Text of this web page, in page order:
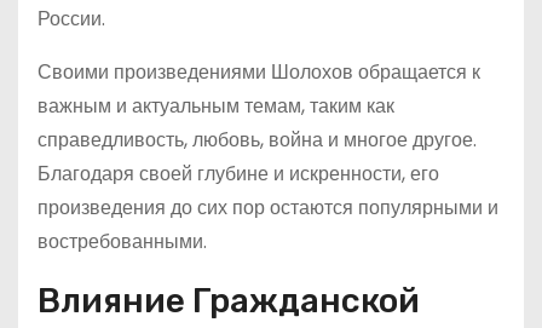
России.
Своими произведениями Шолохов обращается к
важным и актуальным темам, таким как
справедливость, любовь, война и многое другое.
Благодаря своей глубине и искренности, его
произведения до сих пор остаются популярными и
востребованными.
Влияние Гражданской